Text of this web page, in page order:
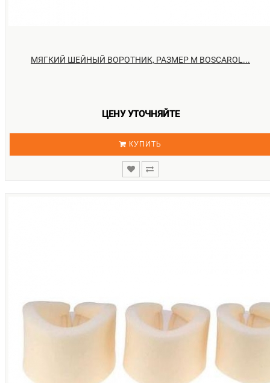
МЯГКИЙ ШЕЙНЫЙ ВОРОТНИК, РАЗМЕР M BOSCAROL...
ЦЕНУ УТОЧНЯЙТЕ
КУПИТЬ